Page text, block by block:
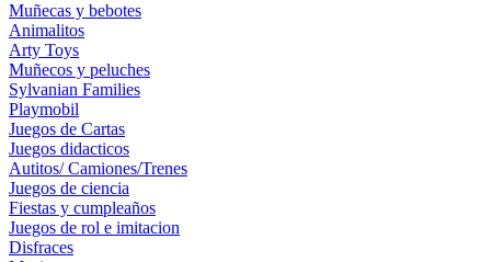
Muñecas y bebotes
Animalitos
Arty Toys
Muñecos y peluches
Sylvanian Families
Playmobil
Juegos de Cartas
Juegos didacticos
Autitos/ Camiones/Trenes
Juegos de ciencia
Fiestas y cumpleaños
Juegos de rol e imitacion
Disfraces